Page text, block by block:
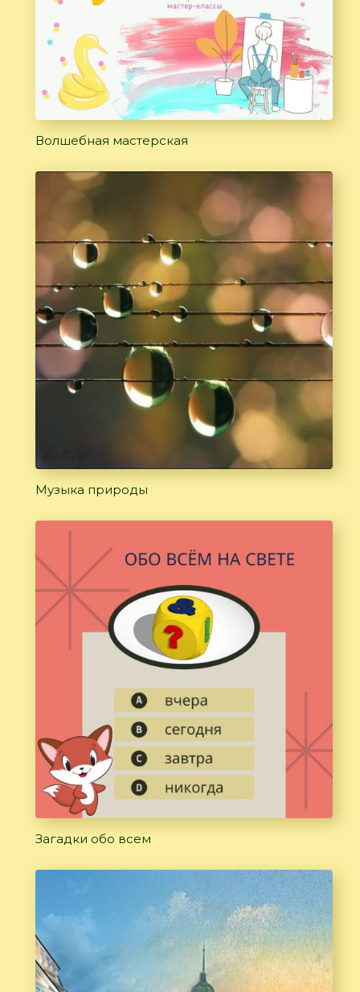
Волшебная мастерская
Музыка природы
Загадки обо всем